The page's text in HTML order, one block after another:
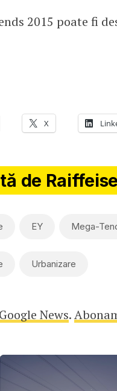
2015 poate fi
X
de
EY Mega-
Urbanizare
Google News.